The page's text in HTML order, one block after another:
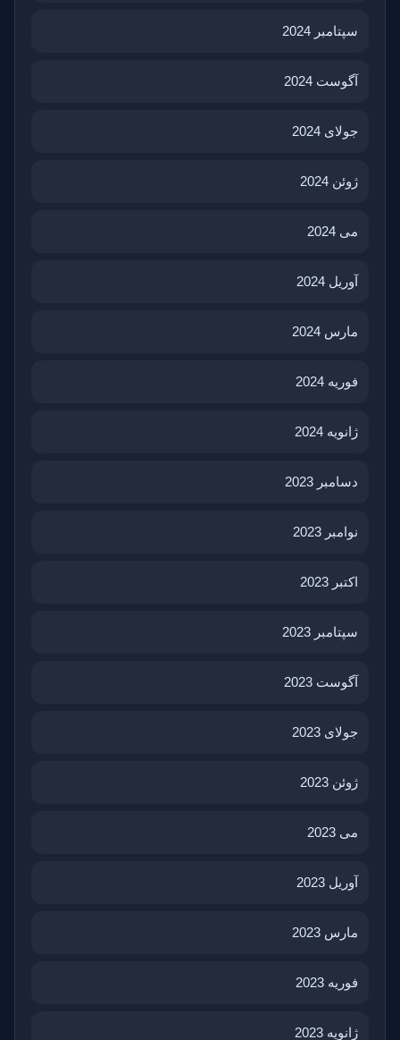
سپتامبر 2024
آگوست 2024
جولای 2024
ژوئن 2024
می 2024
آوریل 2024
مارس 2024
فوریه 2024
ژانویه 2024
دسامبر 2023
نوامبر 2023
اکتبر 2023
سپتامبر 2023
آگوست 2023
جولای 2023
ژوئن 2023
می 2023
آوریل 2023
مارس 2023
فوریه 2023
ژانویه 2023